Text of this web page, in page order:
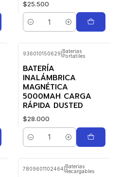
$25.500
Cantidad
936010150629 Baterias
Portatiles
BATERÍA
INALÁMBRICA
MAGNÉTICA
5000MAH CARGA
RÁPIDA DUSTED
$28.000
Cantidad
7809601102464 Baterias
Recargables